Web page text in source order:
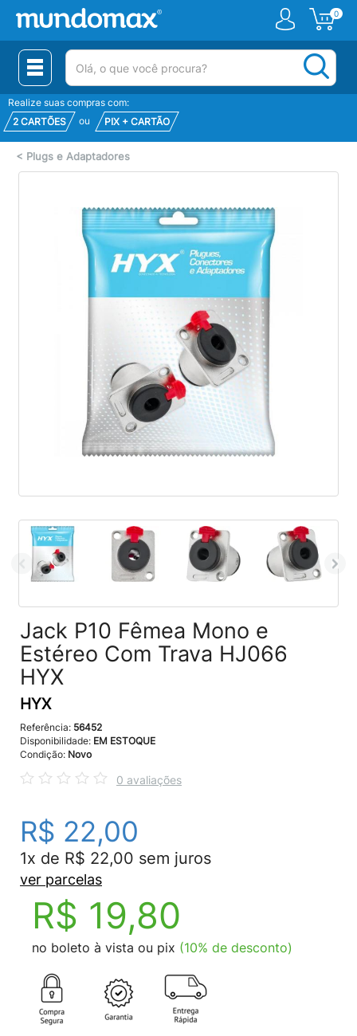
0
(pesquisar)
Realize suas compras com:
2 CARTÕES
ou PIX + CARTÃO
< Plugs e Adaptadores
Jack P10 Fêmea Mono e
Estéreo Com Trava HJ066
HYX
HYX
Referência: 56452
Disponibilidade: EM ESTOQUE
Condição: Novo
0 avaliações
R$ 22,00
1x de R$ 22,00 sem juros
ver parcelas
R$ 19,80
no boleto à vista ou pix (10% de desconto)